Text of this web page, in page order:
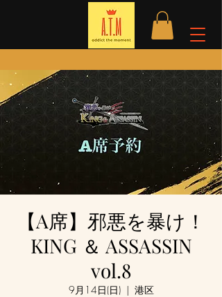
【A席】邪悪を暴け！
KING ＆ ASSASSIN
vol.8
9月14日(日)
  |
港区